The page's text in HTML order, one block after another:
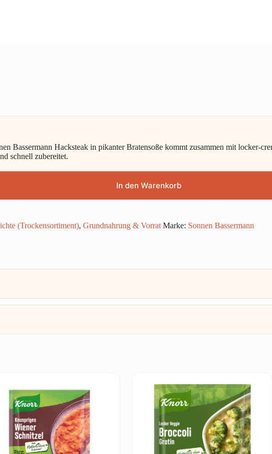
Bassermann Hacksteak in pikanter Bratensoße kommt zusammen mit locker-
schnell zubereitet.
In den Warenkorb
(Trockensortiment), Grundnahrung & Vorrat Marke: Sonnen Bassermann